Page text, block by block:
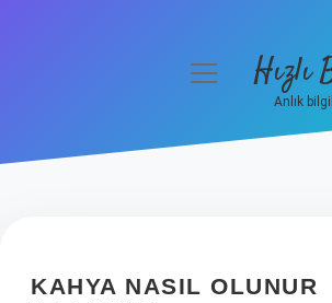
Hakkımızda
menüyüHızlı
Anlık
KAHYA NASIL OLUNUR